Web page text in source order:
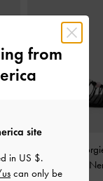
Sandali
from
site
in US $.
can only be